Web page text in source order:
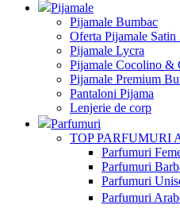
Pijamale
Pijamale Bumbac
Oferta Pijamale
Pijamale Lycra
Pijamale Cocolino &
Pijamale Premium
Pantaloni Pijama
Lenjerie de corp
Parfumuri
TOP PARFUMURI
Parfumuri
Parfumuri
Parfumuri
Parfumuri